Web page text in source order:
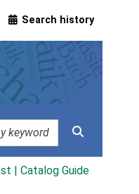
Search history
| Catalog Guide